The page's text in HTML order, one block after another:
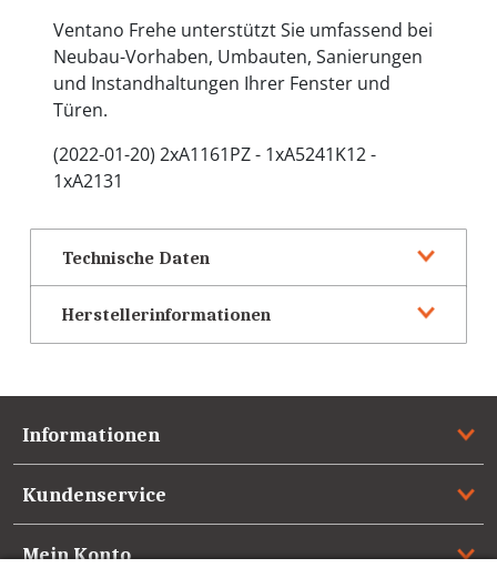
Ventano Frehe unterstützt Sie umfassend bei
Neubau-Vorhaben, Umbauten, Sanierungen
und Instandhaltungen Ihrer Fenster und
Türen.
(2022-01-20) 2xA1161PZ - 1xA5241K12 -
1xA2131
Technische Daten
Herstellerinformationen
Informationen
Kundenservice
Mein Konto